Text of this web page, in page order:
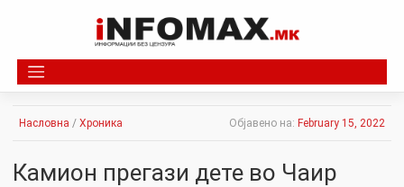
Насловна / Хроника Објавено на: February 15, 2022
Камион пpeгази дете во Чаир